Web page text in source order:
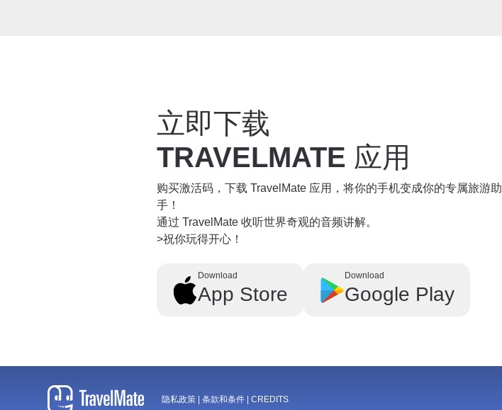
立即下载
TRAVELMATE 应用
购买激活码，下载 TravelMate 应用，将你的手机变成你的专属旅游助
手！
通过 TravelMate 收听世界奇观的音频讲解。
>祝你玩得开心！
Download
App Store
Download
Google Play
隐私政策| 条款和条件 CREDITS